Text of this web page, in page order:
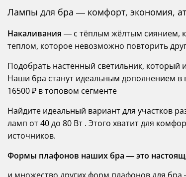
Лампы для бра — комфорт, экономия,
Накаливания — с тёплым жёлтым сиянием,
теплом, которое невозможно повторить
Подобрать настенный светильник, который
Наши бра станут идеальным дополнением в
16500 ₽ в топовом сегменте
Найдите идеальный вариант для участков
ламп от 40 до 80 Вт . Этого хватит для
источников.
Формы плафонов наших бра — это